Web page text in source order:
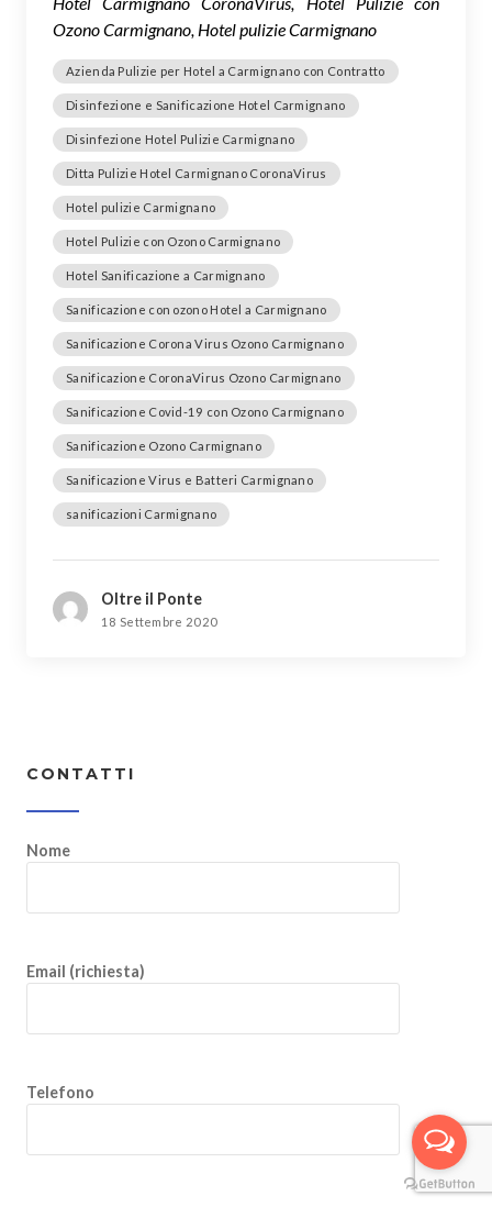
Ozono Carmignano, Hotel pulizie Carmignano
Azienda Pulizie per Hotel a Carmignano con Contratto
Disinfezione e Sanificazione Hotel Carmignano
Disinfezione Hotel Pulizie Carmignano
Ditta Pulizie Hotel Carmignano CoronaVirus
Hotel pulizie Carmignano
Hotel Pulizie con Ozono Carmignano
Hotel Sanificazione a Carmignano
Sanificazione con ozono Hotel a Carmignano
Sanificazione Corona Virus Ozono Carmignano
Sanificazione CoronaVirus Ozono Carmignano
Sanificazione Covid-19 con Ozono Carmignano
Sanificazione Ozono Carmignano
Sanificazione Virus e Batteri Carmignano
sanificazioni Carmignano
Oltre il Ponte
18 Settembre 2020
CONTATTI
Nome
Email (richiesta)
Telefono